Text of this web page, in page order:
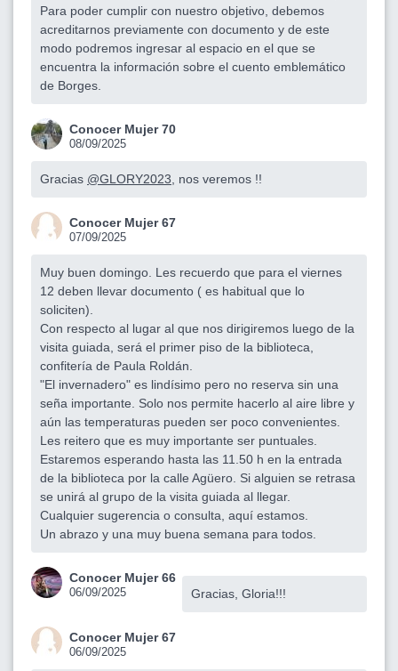
Para poder cumplir con nuestro objetivo, debemos
acreditarnos previamente con documento y de este
modo podremos ingresar al espacio en el que se
encuentra la información sobre el cuento emblemático
de Borges.
Conocer Mujer 70
08/09/2025
Gracias @GLORY2023 , nos veremos !!
Conocer Mujer 67
07/09/2025
Muy buen domingo. Les recuerdo que para el viernes
12 deben llevar documento ( es habitual que lo
soliciten).
Con respecto al lugar al que nos dirigiremos luego de la
visita guiada, será el primer piso de la biblioteca,
confitería de Paula Roldán.
"El invernadero" es lindísimo pero no reserva sin una
seña importante. Solo nos permite hacerlo al aire libre y
aún las temperaturas pueden ser poco convenientes.
Les reitero que es muy importante ser puntuales.
Estaremos esperando hasta las 11.50 h en la entrada
de la biblioteca por la calle Agüero. Si alguien se retrasa
se unirá al grupo de la visita guiada al llegar.
Cualquier sugerencia o consulta, aquí estamos.
Un abrazo y una muy buena semana para todos.
Conocer Mujer 66
06/09/2025 Gracias, Gloria!!!
Conocer Mujer 67
06/09/2025